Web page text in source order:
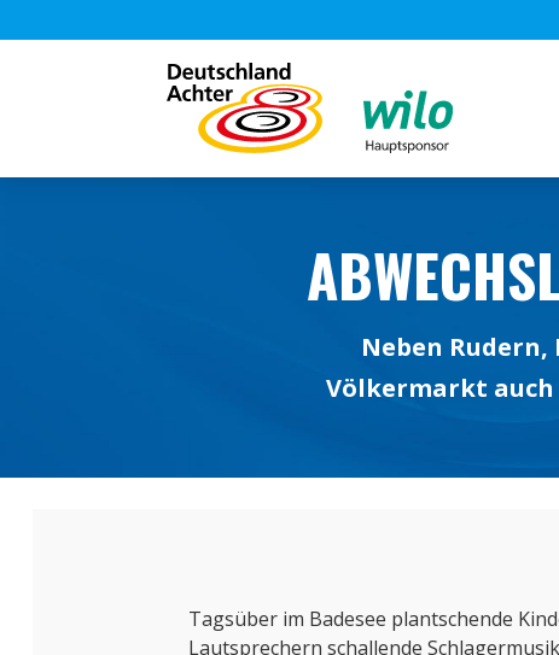
Neben
Völkermarkt auch
Tagsüber im Badesee plantschende
Lautsprechern schallende